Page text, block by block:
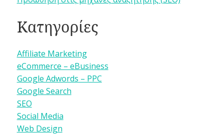
Κατηγορίες
Affiliate Marketing
eCommerce – eBusiness
Google Adwords – PPC
Google Search
SEO
Social Media
Web Design